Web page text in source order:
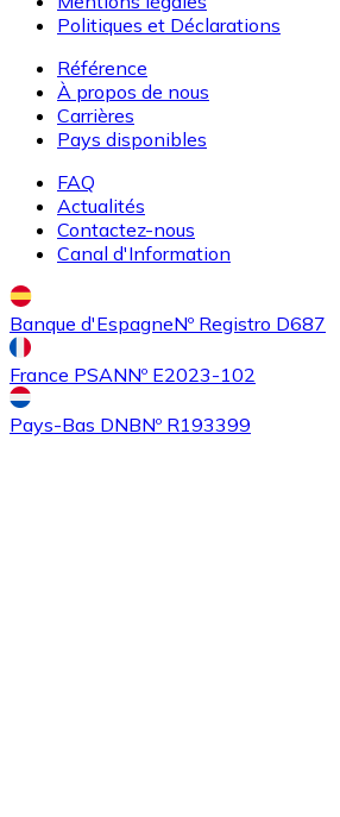
UNI
AcheterEthereum Classicavec
ETC
Politiques et Déclarations
Référence
À propos de nous
Carrières
Pays disponibles
FAQ
Actualités
Contactez-nous
Canal d'Information
Banque d'EspagneNº Registro D687
France PSANNº E2023-102
Pays-Bas DNBNº R193399